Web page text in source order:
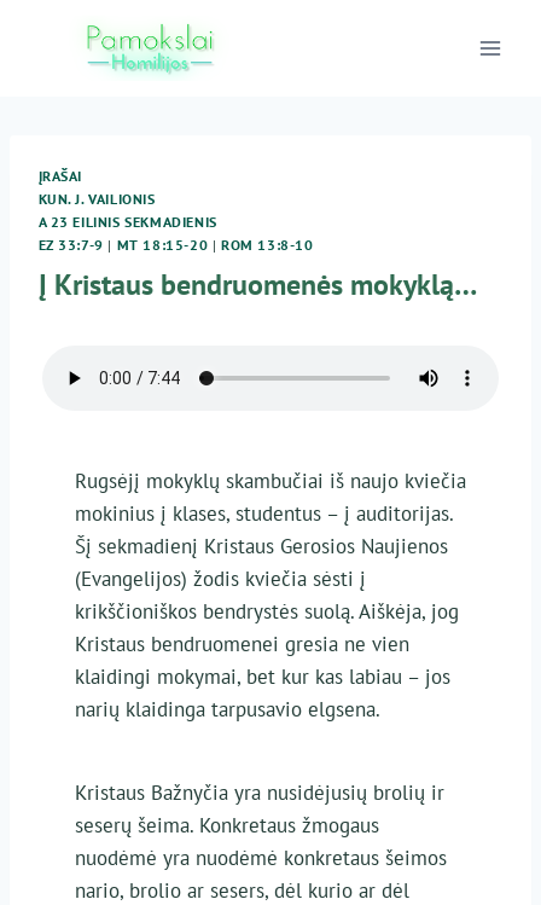
ĮRAŠAI
KUN. J. VAILIONIS
A 23 EILINIS SEKMADIENIS
EZ 33:7-9 | MT 18:15-20 |ROM 13:8-10
Į Kristaus bendruomenės mokyklą…
Rugsėjį mokyklų skambučiai iš naujo kviečia
mokinius į klases, studentus – į auditorijas.
Šį sekmadienį Kristaus Gerosios Naujienos
(Evangelijos) žodis kviečia sėsti į
krikščioniškos bendrystės suolą. Aiškėja, jog
Kristaus bendruomenei gresia ne vien
klaidingi mokymai, bet kur kas labiau – jos
narių klaidinga tarpusavio elgsena.
Kristaus Bažnyčia yra nusidėjusių brolių ir
seserų šeima. Konkretaus žmogaus
nuodėmė yra nuodėmė konkretaus šeimos
nario, brolio ar sesers, dėl kurio ar dėl